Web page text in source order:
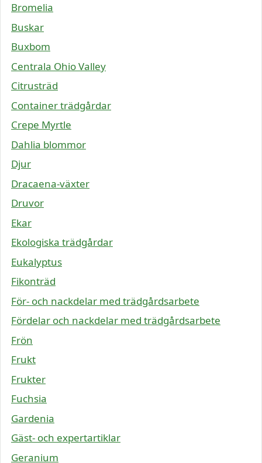
Bromelia
Buskar
Buxbom
Centrala Ohio Valley
Citrusträd
Container trädgårdar
Crepe Myrtle
Dahlia blommor
Djur
Dracaena-växter
Druvor
Ekar
Ekologiska trädgårdar
Eukalyptus
Fikonträd
För- och nackdelar med trädgårdsarbete
Fördelar och nackdelar med trädgårdsarbete
Frön
Frukt
Frukter
Fuchsia
Gardenia
Gäst- och expertartiklar
Geranium